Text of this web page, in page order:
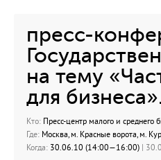
пресс-
на тему
для
Кто: Пресс-центр малого и среднего
Где: Москва, м. Красные ворота, м.
Когда: 30.06.10 (14:00—16:00) |